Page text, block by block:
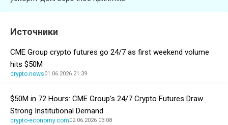
Источники
CME Group crypto futures go 24/7 as first weekend volume
hits $50M
crypto.news01.06.2026 21:39
$50M in 72 Hours: CME Group’s 24/7 Crypto Futures Draw
Strong Institutional Demand
crypto-economy.com02.06.2026 03:08